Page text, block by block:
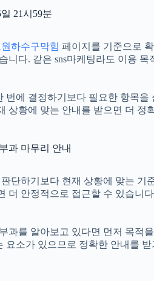
21시59분
원하수구막힘 페이지를 기준으로
니다. 같은 sns마케팅라도 이용
에 결정하기보다 필요한 항목
상황에 맞는 안내를 받으면 더 정
과 마무리 안내
단하기보다 현재 상황에 맞는 기
더 안정적으로 접근할 수 있습니
과를 알아보고 있다면 먼저 목
요소가 있으므로 정확한 안내를